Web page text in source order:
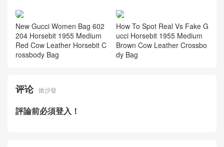
New Gucci Women Bag 602
204 Horsebit 1955 Medium
Red Cow Leather Horsebit C
rossbody Bag
How To Spot Real Vs Fake G
ucci Horsebit 1955 Medium
Brown Cow Leather Crossbo
dy Bag
评论 搶沙發
評論前必須登入！